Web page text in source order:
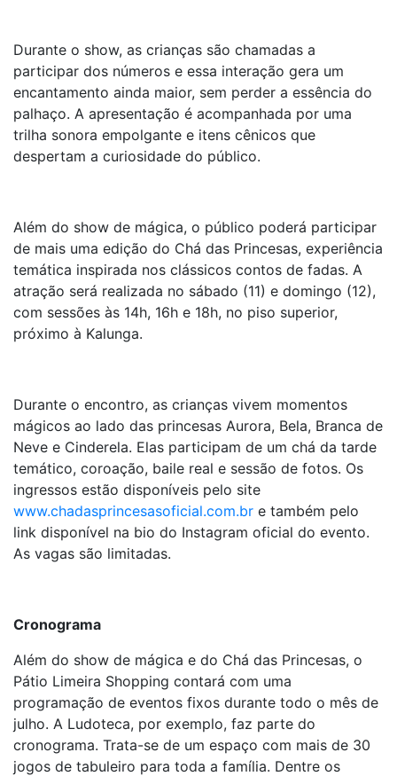
Durante o show, as crianças são chamadas a
participar dos números e essa interação gera um
encantamento ainda maior, sem perder a essência do
palhaço. A apresentação é acompanhada por uma
trilha sonora empolgante e itens cênicos que
despertam a curiosidade do público.
Além do show de mágica, o público poderá participar
de mais uma edição do Chá das Princesas, experiência
temática inspirada nos clássicos contos de fadas. A
atração será realizada no sábado (11) e domingo (12),
com sessões às 14h, 16h e 18h, no piso superior,
próximo à Kalunga.
Durante o encontro, as crianças vivem momentos
mágicos ao lado das princesas Aurora, Bela, Branca de
Neve e Cinderela. Elas participam de um chá da tarde
temático, coroação, baile real e sessão de fotos. Os
ingressos estão disponíveis pelo site
www.chadasprincesasoficial.com.br e também pelo
link disponível na bio do Instagram oficial do evento.
As vagas são limitadas.
Cronograma
Além do show de mágica e do Chá das Princesas, o
Pátio Limeira Shopping contará com uma
programação de eventos fixos durante todo o mês de
julho. A Ludoteca, por exemplo, faz parte do
cronograma. Trata-se de um espaço com mais de 30
jogos de tabuleiro para toda a família. Dentre os